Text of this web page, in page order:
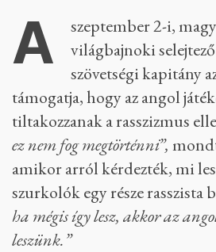
A
szeptember 2-i,
világbajnoki
szövetségi kapitány
támogatja, hogy az angol
tiltakozzanak a rasszizmus
ez nem fog megtörténni”,
amikor arról kérdezték, mi
szurkolók egy része rasszista
ha mégis így lesz, akkor az
leszünk.”